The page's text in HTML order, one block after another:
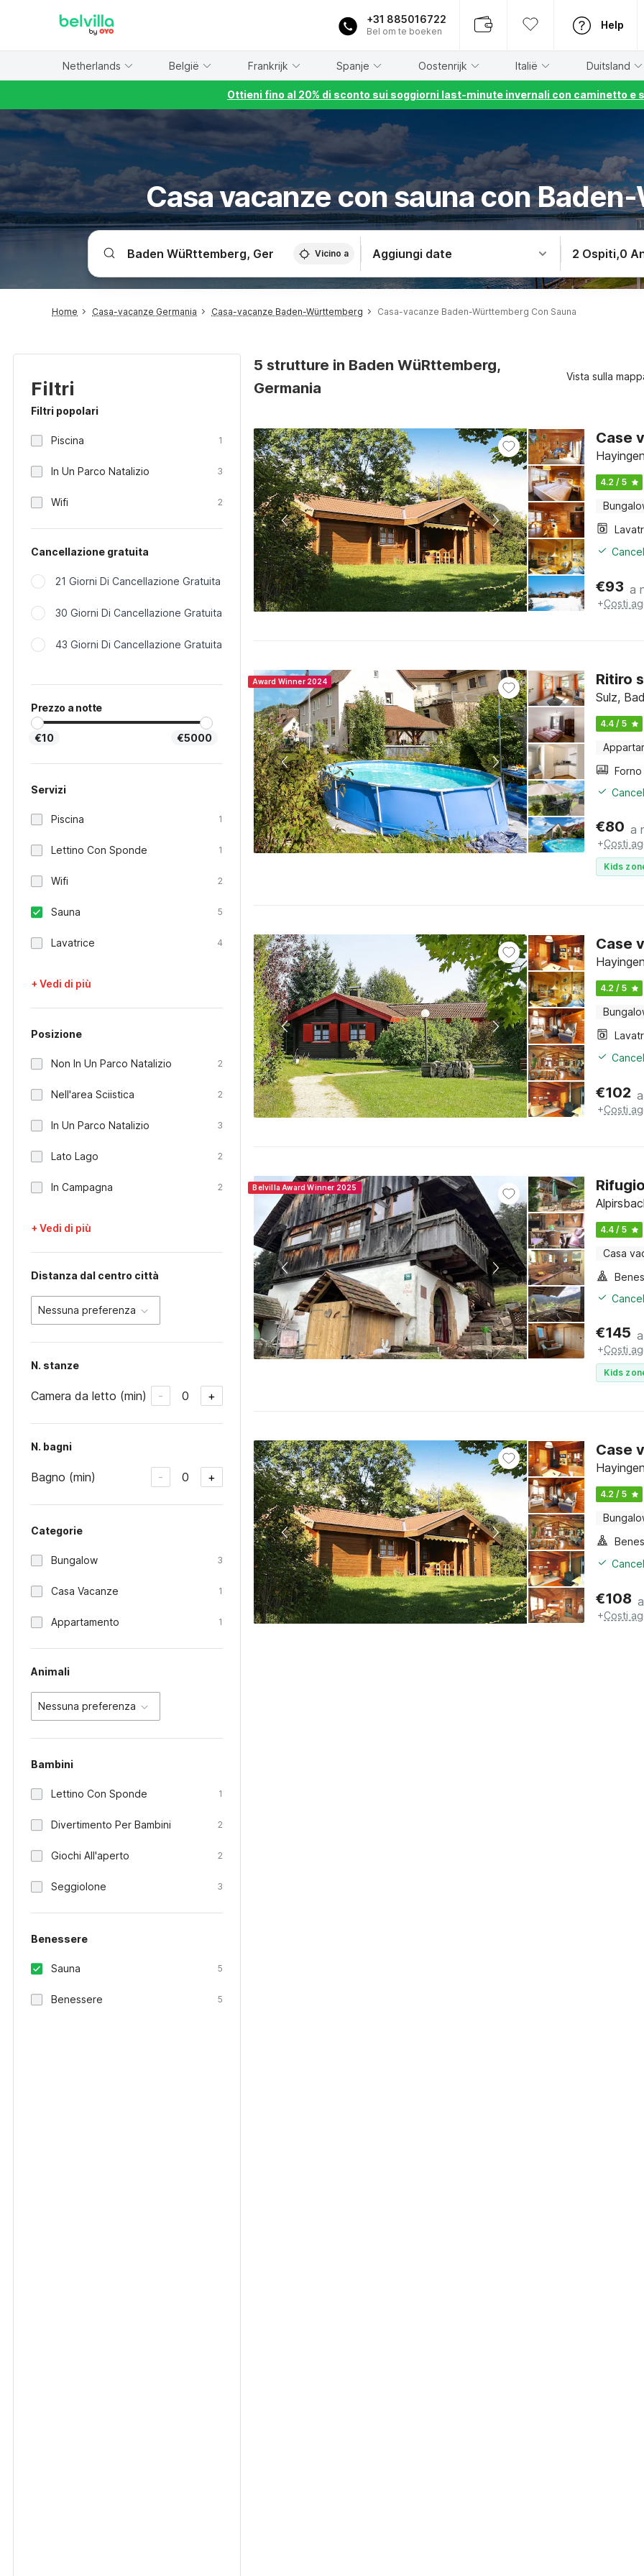
+31 885016722
Bel om te boeken
Help
Netherlands België Frankrijk Spanje Oostenrijk Italië Duitsland
Ottieni fino al 20% di sconto sui soggiorni last-minute invernali con caminetto e
Casa vacanze con sauna con
Vicino a Aggiungi date 2 Ospiti,0
Home Casa-vacanze Germania Casa-vacanze Baden-Württemberg Casa-vacanze Baden-Württemberg Con Sauna
Filtri
Filtri popolari
Piscina 1
In Un Parco Natalizio 3
Wifi 2
Cancellazione gratuita
21 Giorni Di Cancellazione Gratuita
30 Giorni Di Cancellazione Gratuita
43 Giorni Di Cancellazione Gratuita
Prezzo a notte
€10 €5000
Servizi
Piscina 1
Lettino Con Sponde 1
Wifi 2
Sauna 5
Lavatrice 4
+ Vedi di più
Posizione
Non In Un Parco Natalizio 2
Nell'area Sciistica 2
In Un Parco Natalizio 3
Lato Lago 2
In Campagna 2
+ Vedi di più
Distanza dal centro città
Nessuna preferenza
N. stanze
Camera da letto (min) - 0 +
N. bagni
Bagno (min) - 0 +
Categorie
Bungalow 3
Casa Vacanze 1
Appartamento 1
Animali
Nessuna preferenza
Bambini
Lettino Con Sponde 1
Divertimento Per Bambini 2
Giochi All'aperto 2
Seggiolone 3
Benessere
Sauna 5
Benessere 5
5 strutture in Baden WüRttemberg,
Germania
Vista sulla
Case
4.2 / 5
€93 a
+Costi
Award Winner 2024 Ritiro
Sulz,
4.4 / 5
€80 a
+Costi
Kids
Case
4.2 / 5
€102
+Costi
Belvilla Award Winner 2025
4.4 / 5
Casa
€145
+Costi
Kids
Case
4.2 / 5
€108
+Costi